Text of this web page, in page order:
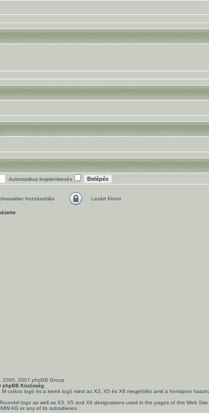
Automatikus bejelentkezés
hozzászólás Lezárt fórum
2005, 2007 phpBB Group
phpBB Közösség
csíkos logó és a kerek logó mind az X3, X5 és X6 megjelölés amit a honlapon
logo as well as X3, X5 and X6 designations used in the pages of this Web
AG or any of its subsidiaries.